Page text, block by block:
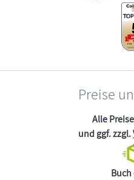
Preise
Alle
und ggf. zzgl.